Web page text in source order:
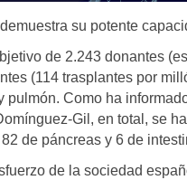
su potente
de 2.243 donantes
(114 trasplantes por
pulmón. Como ha
Gil, en total, se
de páncreas y 6 de
de la sociedad